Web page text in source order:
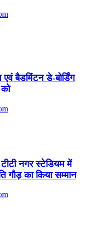
बैडमिंटन डे-बोर्डिंग
नगर स्टेडियम में
गौड़ का किया सम्मान